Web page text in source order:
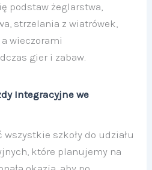
podstaw żeglarstwa,
strzelania z wiatrówek,
wieczorami
gier i zabaw.
Integracyjne we
szkoły do udziału
które planujemy na